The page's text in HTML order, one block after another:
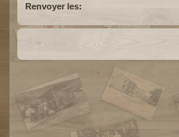
Renvoyer les: